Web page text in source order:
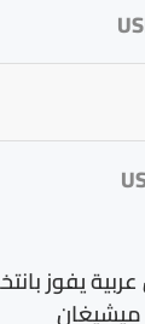
يفوز